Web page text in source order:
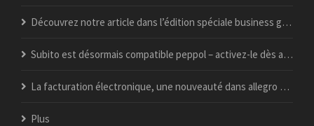
Découvrez notre article dans l’édition spéciale business guide du vif !
Subito est désormais compatible peppol – activez-le dès aujourd’hui
La facturation électronique, une nouveauté dans allegro popsy ?
Plus